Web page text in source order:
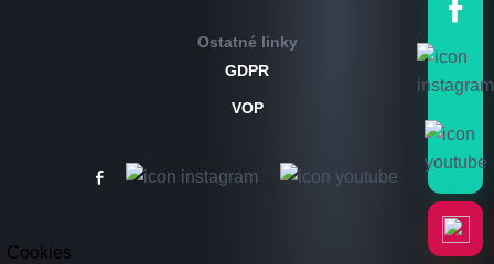
Ostatné linky
GDPR
VOP
Cookies